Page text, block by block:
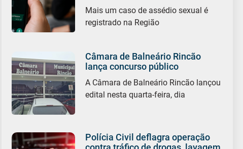
Mais um caso de assédio sexual é
registrado na Região
Câmara de Balneário Rincão
lança concurso público
A Câmara de Balneário Rincão lançou
edital nesta quarta-feira, dia
Polícia Civil deflagra operação